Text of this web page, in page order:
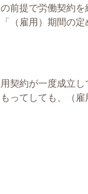
前提で労働契約を
（雇用）期間の
約が一度成立し
ってしても、（